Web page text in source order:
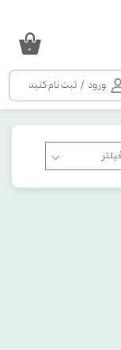
ورود / ثبت نام کنید
۰